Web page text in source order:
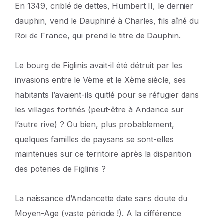
En 1349, criblé de dettes, Humbert II, le dernier
dauphin, vend le Dauphiné à Charles, fils aîné du
Roi de France, qui prend le titre de Dauphin.
Le bourg de Figlinis avait-il été détruit par les
invasions entre le Vème et le Xème siècle, ses
habitants l’avaient-ils quitté pour se réfugier dans
les villages fortifiés (peut-être à Andance sur
l’autre rive) ? Ou bien, plus probablement,
quelques familles de paysans se sont-elles
maintenues sur ce territoire après la disparition
des poteries de Figlinis ?
La naissance d’Andancette date sans doute du
Moyen-Age (vaste période !). A la différence